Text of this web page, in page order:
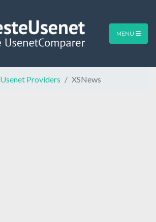
MENU
Usenet Providers XSNews